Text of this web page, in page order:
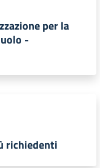
per la
-
richiedenti